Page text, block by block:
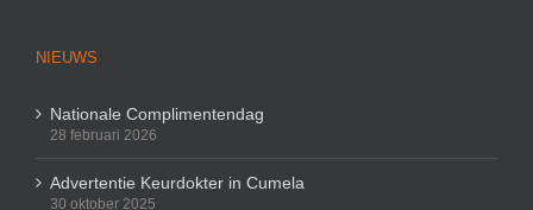
NIEUWS
Nationale Complimentendag
28 februari 2026
Advertentie Keurdokter in Cumela
30 oktober 2025